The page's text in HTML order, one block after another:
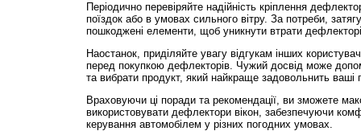
Періодично перевіряйте надійність кріплення
поїздок або в умовах сильного вітру. За потреби,
пошкоджені елементи, щоб уникнути втрати
Наостанок, приділяйте увагу відгукам інших
перед покупкою дефлекторів. Чужий досвід може
та вибрати продукт, який найкраще задовольнить ваші
Враховуючи ці поради та рекомендації, ви зможете
використовувати дефлектори вікон, забезпечуючи
керування автомобілем у різних погодних умовах.